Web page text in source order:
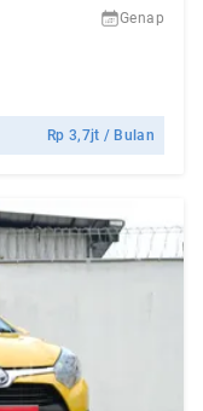
Genap
Rp3,7jt / Bulan